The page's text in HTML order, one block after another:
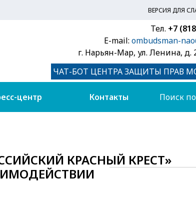
ВЕРСИЯ ДЛЯ
Тел. +7
E-mail: ombudsman-
г. Нарьян-Мар, ул. Ленина, д.
ЧАТ-БОТ ЦЕНТРА ЗАЩИТЫ ПРАВ
центр Контакты
КРАСНЫЙ КРЕСТ»